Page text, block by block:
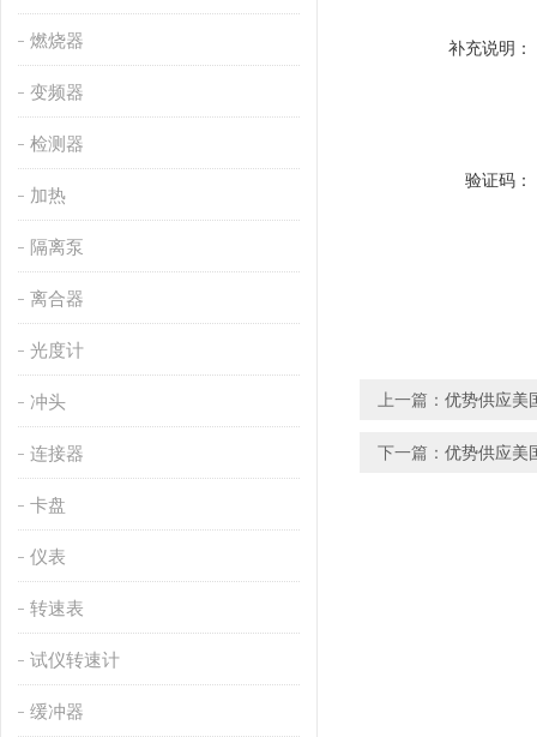
燃烧器
变频器
检测器
加热
隔离泵
离合器
光度计
冲头
连接器
卡盘
仪表
转速表
试仪转速计
缓冲器
补充说明：
验证码：
上一篇： 优势供应美
下一篇： 优势供应美